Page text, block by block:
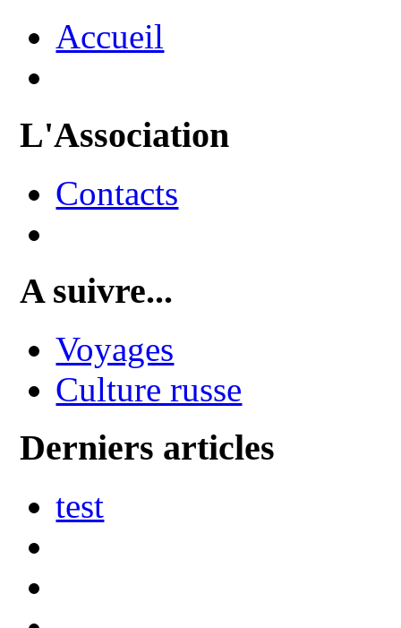
Accueil
L'Association
Contacts
A suivre...
Voyages
Culture russe
Derniers articles
test